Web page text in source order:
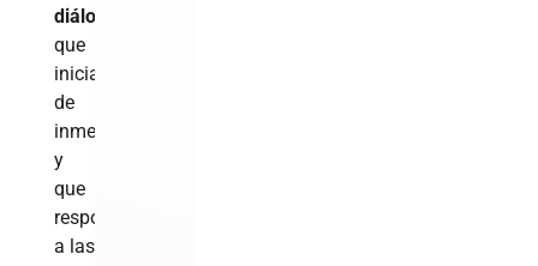
diálogos
que
iniciará
de
inmediato
y
que
responde
a las